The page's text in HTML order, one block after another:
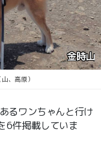
、高原）
るワンちゃんと行け
6件掲載していま